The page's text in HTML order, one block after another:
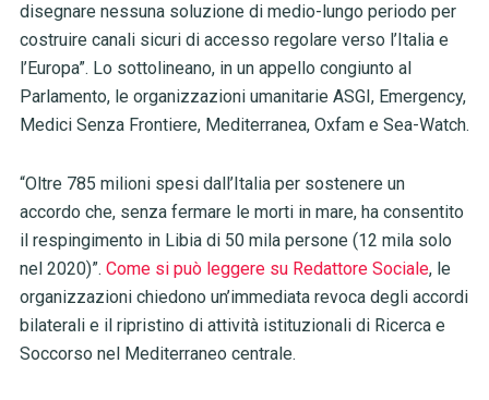
disegnare nessuna soluzione di medio-lungo periodo per
costruire canali sicuri di accesso regolare verso l’Italia e
l’Europa”. Lo sottolineano, in un appello congiunto al
Parlamento, le organizzazioni umanitarie ASGI, Emergency,
Medici Senza Frontiere, Mediterranea, Oxfam e Sea-Watch.
“Oltre 785 milioni spesi dall’Italia per sostenere un
accordo che, senza fermare le morti in mare, ha consentito
il respingimento in Libia di 50 mila persone (12 mila solo
nel 2020)”. Come si può leggere su Redattore Sociale, le
organizzazioni chiedono un’immediata revoca degli accordi
bilaterali e il ripristino di attività istituzionali di Ricerca e
Soccorso nel Mediterraneo centrale.